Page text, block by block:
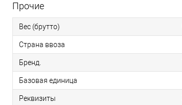
Прочие
Вес (брутто)
Страна ввоза
Бренд.
Базовая единица
Реквизиты